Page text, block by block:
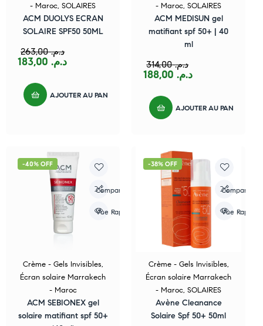
- Maroc, SOLAIRES
ACM DUOLYS ECRAN
SOLAIRE SPF50 50ML
د.م.263,00
د.م.
AJOUTER AU PANIER
- Maroc, SOLAIRES
ACM MEDISUN gel
matifiant spf 50+ | 40
ml
د.م.314,00
د.م.
AJOUTER AU PANIER
-40% OFF
Compare
Vue Rapide
Crème - Gels Invisibles,
Écran solaire Marrakech
- Maroc
ACM SEBIONEX gel
solaire matifiant spf 50+
-38% OFF
Compare
Vue Rapide
Crème - Gels Invisibles,
Écran solaire Marrakech
- Maroc, SOLAIRES
Avène Cleanance
Solaire Spf 50+ 50ml